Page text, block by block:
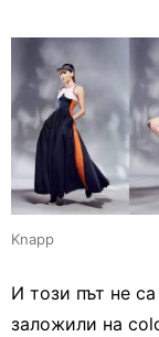
Knapp
И този път не
заложили на